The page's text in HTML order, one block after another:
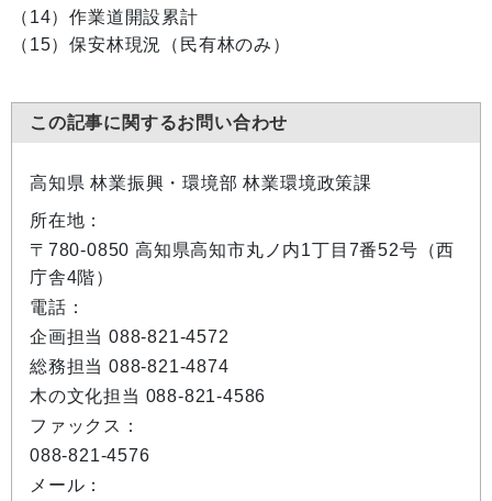
（14）作業道開設累計
（15）保安林現況（民有林のみ）
この記事に関するお問い合わせ
高知県 林業振興・環境部 林業環境政策課
所在地：
〒780-0850 高知県高知市丸ノ内1丁目7番52号（西
庁舎4階）
電話：
企画担当 088-821-4572
総務担当 088-821-4874
木の文化担当 088-821-4586
ファックス：
088-821-4576
メール：